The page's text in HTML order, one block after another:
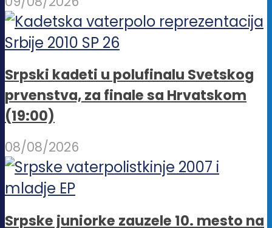
Srpski kadeti u polufinalu Svetskog
prvenstva, za finale sa Hrvatskom
(19:00)
08/08/2026
Srpske juniorke zauzele 10. mesto na